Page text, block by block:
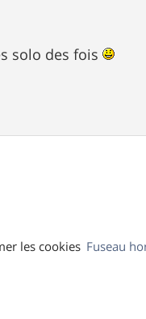
solo des fois
Fuseau
les cookies